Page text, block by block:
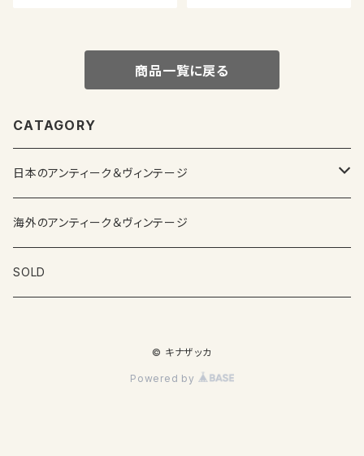
商品一覧に戻る
CATAGORY
日本のアンティーク＆ヴィンテージ
カップ＆ソーサー
ガラス製品
海外のアンティーク＆ヴィンテージ
SOLD
© キナザッカ
Powered by